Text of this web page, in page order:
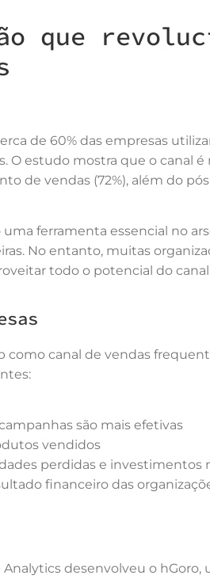
que
de 60% das empresas
O estudo mostra que o canal é
de vendas (72%), além do
ferramenta essencial no
No entanto, muitas
todo o potencial do
como canal de vendas
são mais efetivas
vendidos
perdidas e investimentos
financeiro das
desenvolveu o hGoro,